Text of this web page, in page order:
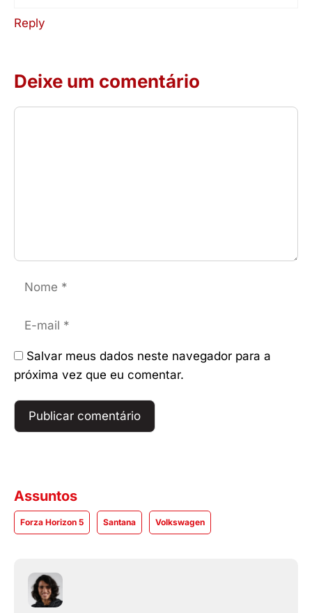
Reply
Deixe um comentário
Comentário
mail
Salvar meus dados neste navegador para a
próxima vez que eu comentar.
Assuntos
Forza Horizon 5 Santana Volkswagen